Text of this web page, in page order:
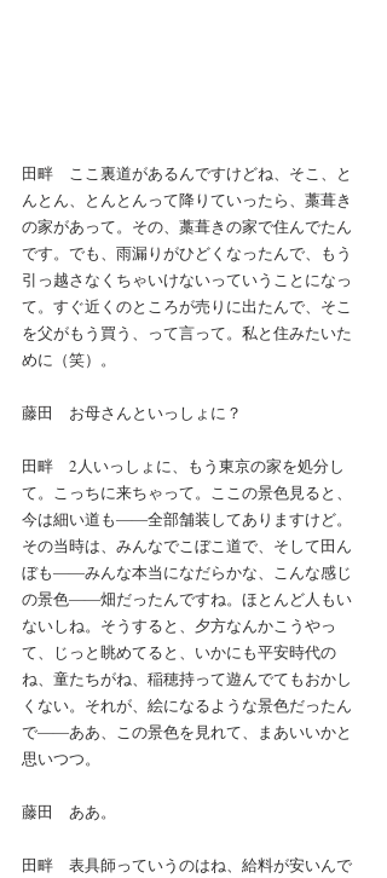
田畔　ここ裏道があるんですけどね、そこ、と
んとん、とんとんって降りていったら、藁葺き
の家があって。その、藁葺きの家で住んでたん
です。でも、雨漏りがひどくなったんで、もう
引っ越さなくちゃいけないっていうことになっ
て。すぐ近くのところが売りに出たんで、そこ
を父がもう買う、って言って。私と住みたいた
めに（笑）。
藤田　お母さんといっしょに？
田畔　2人いっしょに、もう東京の家を処分し
て。こっちに来ちゃって。ここの景色見ると、
今は細い道も――全部舗装してありますけど。
その当時は、みんなでこぼこ道で、そして田ん
ぼも――みんな本当になだらかな、こんな感じ
の景色――畑だったんですね。ほとんど人もい
ないしね。そうすると、夕方なんかこうやっ
て、じっと眺めてると、いかにも平安時代の
ね、童たちがね、稲穂持って遊んでてもおかし
くない。それが、絵になるような景色だったん
で――ああ、この景色を見れて、まあいいかと
思いつつ。
藤田　ああ。
田畔　表具師っていうのはね、給料が安いんで